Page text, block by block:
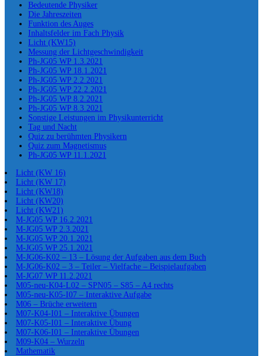
Bedeutende Physiker
Die Jahreszeiten
Funktion des Auges
Inhaltsfelder im Fach Physik
Licht (KW15)
Messung der Lichtgeschwindigkeit
Ph-JG05 WP 1.3.2021
Ph-JG05 WP 18.1.2021
Ph-JG05 WP 2.2.2021
Ph-JG05 WP 22.2.2021
Ph-JG05 WP 8.2.2021
Ph-JG05 WP 8.3.2021
Sonstige Leistungen im Physikunterricht
Tag und Nacht
Quiz zu berühmten Physikern
Quiz zum Magnetismus
Ph-JG05 WP 11.1.2021
Licht (KW 16)
Licht (KW 17)
Licht (KW18)
Licht (KW20)
Licht (KW21)
M-JG05 WP 16.2.2021
M-JG05 WP 2.3.2021
M-JG05 WP 20.1.2021
M-JG05 WP 25.1.2021
M-JG06-K02 – 13 – Lösung der Aufgaben aus dem Buch
M-JG06-K02 – 3 – Teiler – Vielfache – Beispielaufgaben
M-JG07 WP 11.2.2021
M05-neu-K04-L02 – SPN05 – S85 – A4 rechts
M05-neu-K05-I07 – Interaktive Aufgabe
M06 – Brüche erweitern
M07-K04-I01 – Interaktive Übungen
M07-K05-I01 – Interaktive Übung
M07-K06-I01 – Interaktive Übungen
M09-K04 – Wurzeln
Mathematik